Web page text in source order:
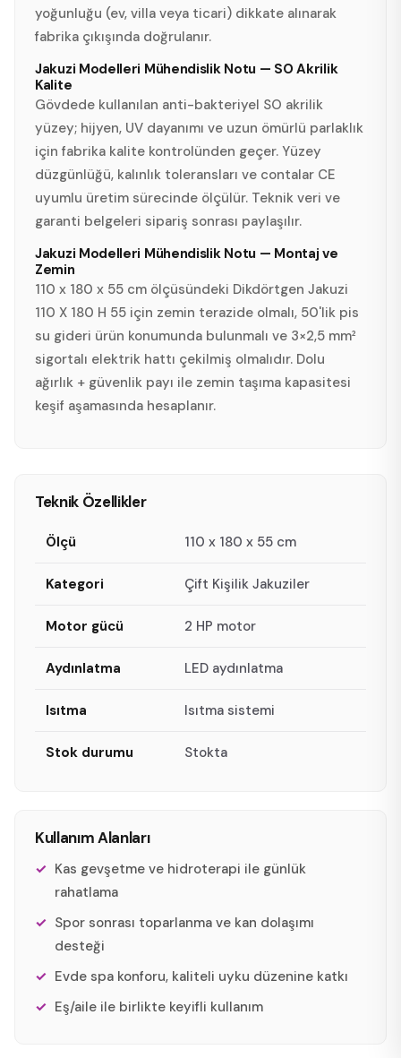
yoğunluğu (ev, villa veya ticari) dikkate alınarak
fabrika çıkışında doğrulanır.
Jakuzi Modelleri Mühendislik Notu — SO Akrilik
Kalite
Gövdede kullanılan anti-bakteriyel SO akrilik
yüzey; hijyen, UV dayanımı ve uzun ömürlü parlaklık
için fabrika kalite kontrolünden geçer. Yüzey
düzgünlüğü, kalınlık toleransları ve contalar CE
uyumlu üretim sürecinde ölçülür. Teknik veri ve
garanti belgeleri sipariş sonrası paylaşılır.
Jakuzi Modelleri Mühendislik Notu — Montaj ve
Zemin
110 x 180 x 55 cm ölçüsündeki Dikdörtgen Jakuzi
110 X 180 H 55 için zemin terazide olmalı, 50'lik pis
su gideri ürün konumunda bulunmalı ve 3×2,5 mm²
sigortalı elektrik hattı çekilmiş olmalıdır. Dolu
ağırlık + güvenlik payı ile zemin taşıma kapasitesi
keşif aşamasında hesaplanır.
Teknik Özellikler
Ölçü 110 x 180 x 55 cm
Kategori Çift Kişilik Jakuziler
Motor gücü 2 HP motor
Aydınlatma LED aydınlatma
Isıtma Isıtma sistemi
Stok durumu Stokta
Kullanım Alanları
Kas gevşetme ve hidroterapi ile günlük
rahatlama
Spor sonrası toparlanma ve kan dolaşımı
desteği
Evde spa konforu, kaliteli uyku düzenine katkı
Eş/aile ile birlikte keyifli kullanım